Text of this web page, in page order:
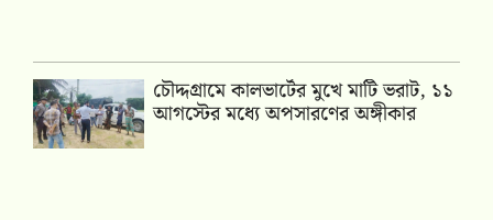
চৌদ্দগ্রামে কালভার্টের মুখে মাটি ভরাট, ১১
আগস্টের মধ্যে অপসারণের অঙ্গীকার